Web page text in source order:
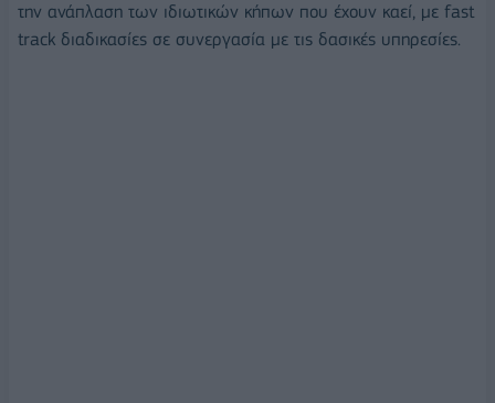
την ανάπλαση των ιδιωτικών κήπων που έχουν καεί, με fast
track διαδικασίες σε συνεργασία με τις δασικές υπηρεσίες.